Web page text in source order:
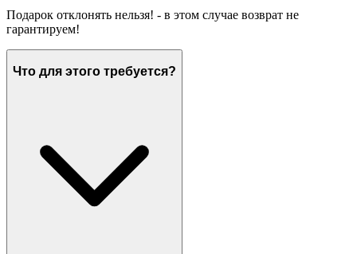
Подарок отклонять нельзя! - в этом случае возврат не
гарантируем!
Что для этого требуется?